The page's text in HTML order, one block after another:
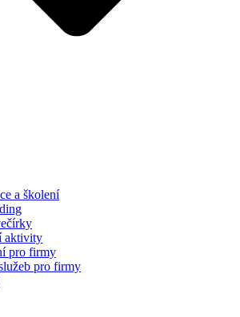
a školení
aktivity
pro firmy
pro firmy